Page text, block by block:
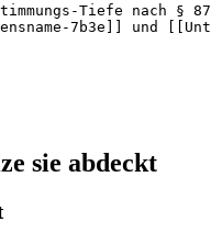
Tiefe nach §
7b3e]] und
sie abdeckt